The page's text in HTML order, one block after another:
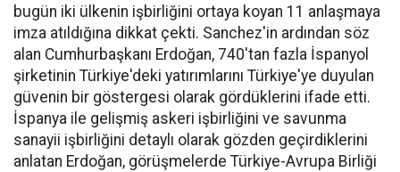
bugün iki ülkenin işbirliğini ortaya koyan 11 anlaşmaya
imza atıldığına dikkat çekti. Sanchez'in ardından söz
alan Cumhurbaşkanı Erdoğan, 740'tan fazla İspanyol
şirketinin Türkiye'deki yatırımlarını Türkiye'ye duyulan
güvenin bir göstergesi olarak gördüklerini ifade etti.
İspanya ile gelişmiş askeri işbirliğini ve savunma
sanayii işbirliğini detaylı olarak gözden geçirdiklerini
anlatan Erdoğan, görüşmelerde Türkiye-Avrupa Birliği